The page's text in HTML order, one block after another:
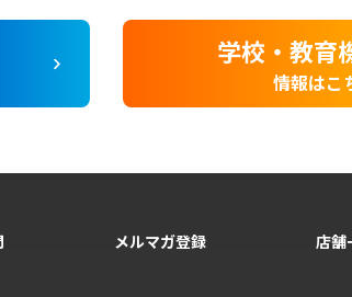
学校・教育
情報はこ
メルマガ登録 店舗